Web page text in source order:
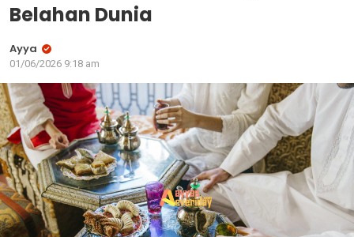
Belahan Dunia
Ayya
01/06/2026 9:18 am